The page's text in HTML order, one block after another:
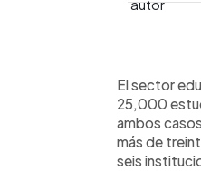
El sector
25,000
ambos
más de
seis